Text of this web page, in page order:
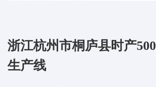
浙江杭州市桐庐县时产
生产线